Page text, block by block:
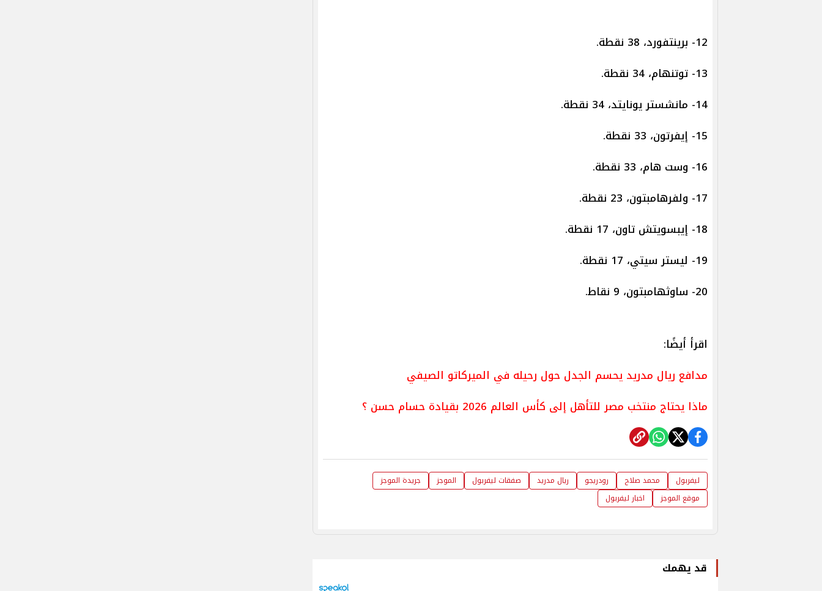
12- برينتفورد، 38 نقطة.
13- توتنهام، 34 نقطة.
14- مانشستر يونايتد، 34 نقطة.
15- إيفرتون، 33 نقطة.
16- وست هام، 33 نقطة.
17- ولفرهامبتون، 23 نقطة.
18- إيبسويتش تاون، 17 نقطة.
19- ليستر سيتي، 17 نقطة.
20- ساوثهامبتون، 9 نقاط.
اقرأ أيضًا:
مدافع ريال مدريد يحسم الجدل حول رحيله في الميركاتو الصيفي
ماذا يحتاج منتخب مصر للتأهل إلى كأس العالم 2026 بقيادة حسام حسن ؟
ليفربول محمد صلاح رودريجو ريال مدريد صفقات ليفربول الموجز
جريدة الموجز
موقع الموجز
اخبار ليفربول
قد يهمك